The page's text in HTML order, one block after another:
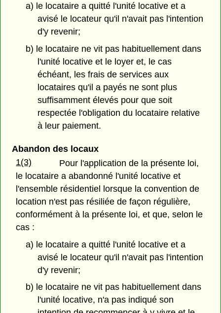
a) le locataire a quitté l'unité locative et a
avisé le locateur qu'il n'avait pas l'intention
d'y revenir;
b) le locataire ne vit pas habituellement dans
l'unité locative et le loyer et, le cas
échéant, les frais de services aux
locataires qu'il a payés ne sont plus
suffisamment élevés pour que soit
respectée l'obligation du locataire relative
à leur paiement.
Abandon des locaux
1(3)
Pour l'application de la présente loi,
le locataire a abandonné l'unité locative et
l'ensemble résidentiel lorsque la convention de
location n'est pas résiliée de façon régulière,
conformément à la présente loi, et que, selon le
cas :
a) le locataire a quitté l'unité locative et a
avisé le locateur qu'il n'avait pas l'intention
d'y revenir;
b) le locataire ne vit pas habituellement dans
l'unité locative, n'a pas indiqué son